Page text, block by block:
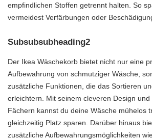
empfindlichen Stoffen getrennt halten. So
vermeidest Verfärbungen oder
Subsubsubheading2
Der Ikea Wäschekorb bietet nicht nur eine
Aufbewahrung von schmutziger Wäsche,
zusätzliche Funktionen, die das Sortieren
erleichtern. Mit seinem cleveren Design
Fächern kannst du deine Wäsche mühelos
gleichzeitig Platz sparen. Darüber hinaus
zusätzliche Aufbewahrungsmöglichkeiten